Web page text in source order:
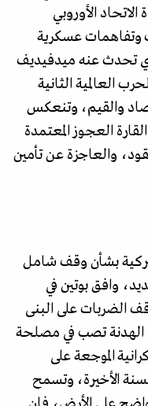
الأوروبي
وتفاهمات عسكرية
تحدث عنه ميدفيديف
العالمية الثانية
والقيم، وتنعكس
العجوز المعتمدة
والعاجزة عن تأمين
بشأن وقف شامل
للتجديد، وافق بوتين في
الضربات على البنى
الهدنة تصب في مصلحة
الموجعة على
الأخيرة، وتسمح